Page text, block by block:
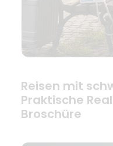
Reisen mit
Praktische
Broschüre